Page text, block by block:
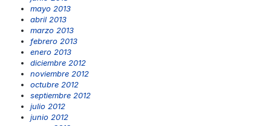
mayo 2013
abril 2013
marzo 2013
febrero 2013
enero 2013
diciembre 2012
noviembre 2012
octubre 2012
septiembre 2012
julio 2012
junio 2012